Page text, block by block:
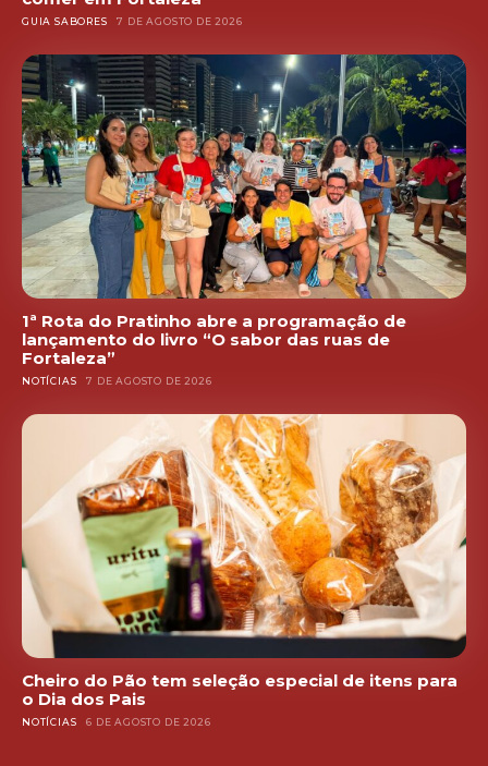
GUIA SABORES 7 DE AGOSTO DE 2026
1ª Rota do Pratinho abre a programação de
lançamento do livro “O sabor das ruas de
Fortaleza”
NOTÍCIAS 7 DE AGOSTO DE 2026
Cheiro do Pão tem seleção especial de itens para
o Dia dos Pais
NOTÍCIAS 6 DE AGOSTO DE 2026